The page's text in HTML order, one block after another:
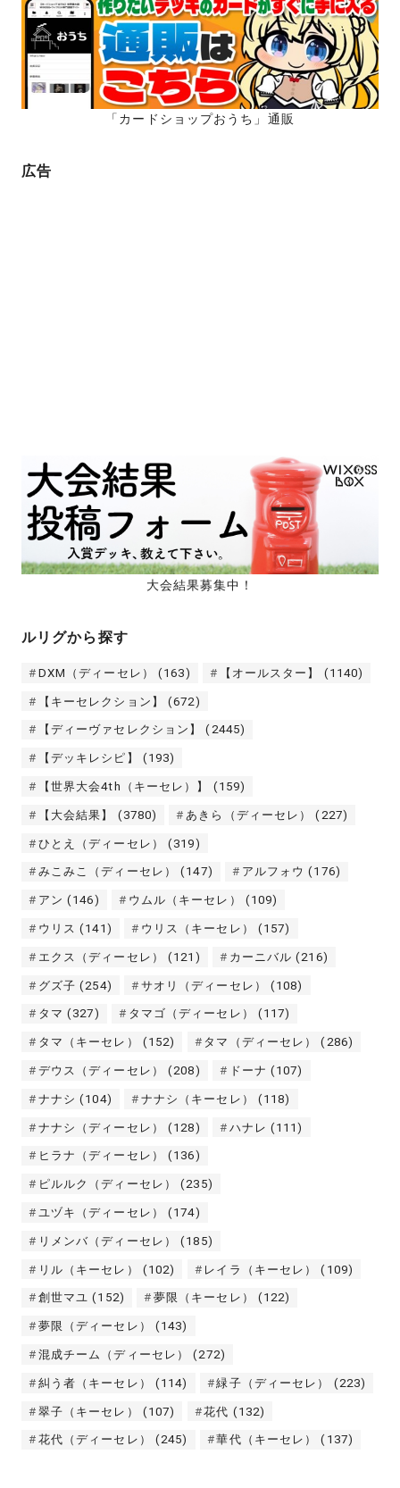
「カードショップおうち」通販
広告
大会結果募集中！
ルリグから探す
DXM（ディーセレ） (163) 【オールスター】 (1140)
【キーセレクション】 (672)
【ディーヴァセレクション】 (2445)
【デッキレシピ】 (193)
【世界大会4th（キーセレ）】 (159)
【大会結果】 (3780) あきら（ディーセレ） (227)
ひとえ（ディーセレ） (319)
みこみこ（ディーセレ） (147) アルフォウ (176)
アン (146) ウムル（キーセレ） (109)
ウリス (141) ウリス（キーセレ） (157)
エクス（ディーセレ） (121) カーニバル (216)
グズ子 (254) サオリ（ディーセレ） (108)
タマ (327) タマゴ（ディーセレ） (117)
タマ（キーセレ） (152) タマ（ディーセレ） (286)
デウス（ディーセレ） (208) ドーナ (107)
ナナシ (104) ナナシ（キーセレ） (118)
ナナシ（ディーセレ） (128) ハナレ (111)
ヒラナ（ディーセレ） (136)
ピルルク（ディーセレ） (235)
ユヅキ（ディーセレ） (174)
リメンバ（ディーセレ） (185)
リル（キーセレ） (102) レイラ（キーセレ） (109)
創世マユ (152) 夢限（キーセレ） (122)
夢限（ディーセレ） (143)
混成チーム（ディーセレ） (272)
糾う者（キーセレ） (114) 緑子（ディーセレ） (223)
翠子（キーセレ） (107) 花代 (132)
花代（ディーセレ） (245) 華代（キーセレ） (137)